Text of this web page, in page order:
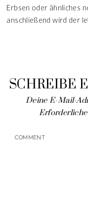
Erbsen oder ähnliches
anschließend wird der
SCHREIBE
Deine E-Mail-